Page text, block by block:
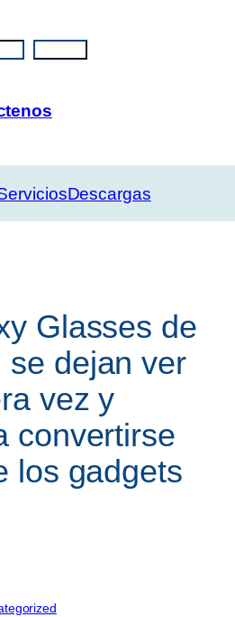
Descargas
Glasses de
se dejan ver
vez y
convertirse
los gadgets